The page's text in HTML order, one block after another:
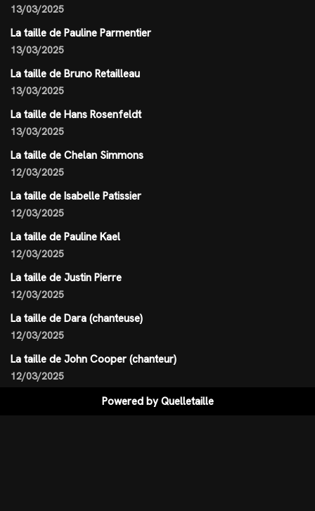
13/03/2025
La taille de Pauline Parmentier
13/03/2025
La taille de Bruno Retailleau
13/03/2025
La taille de Hans Rosenfeldt
13/03/2025
La taille de Chelan Simmons
12/03/2025
La taille de Isabelle Patissier
12/03/2025
La taille de Pauline Kael
12/03/2025
La taille de Justin Pierre
12/03/2025
La taille de Dara (chanteuse)
12/03/2025
La taille de John Cooper (chanteur)
12/03/2025
Powered byQuelletaille